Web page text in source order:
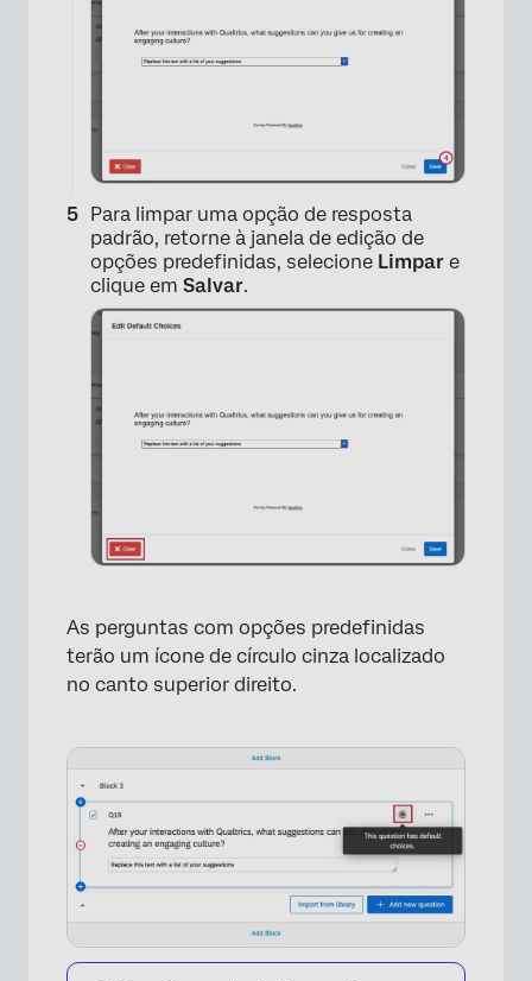
×
Para limpar uma opção de resposta
padrão, retorne à janela de edição de
opções predefinidas, selecione Limpar e
clique em Salvar.
As perguntas com opções predefinidas
terão um ícone de círculo cinza localizado
no canto superior direito.